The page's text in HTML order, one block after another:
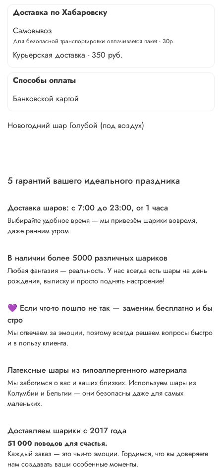
Доставка по Хабаровску
Самовывоз
Для безопасной транспортировки оплачивается пакет - 30р.
Курьерская доставка - 350 руб.
Способы оплаты
Банковской картой
Новогодний шар Голубой (под воздух)
5 гарантий вашего идеального праздника
Доставка шаров: с 7:00 до 23:00, от 1 часа
Выбирайте удобное время — мы привезём шарики вовремя,
даже ранним утром.
В наличии более 5000 различных шариков
Любая фантазия — реальность. У нас всегда есть шары на день
рождения, выписку и просто поднять настроение!
💜 Если что-то пошло не так — заменим бесплатно и бы
стро
Мы отвечаем за эмоции, поэтому всегда решаем вопросы быстро
и в пользу клиента.
Латексные шары из гипоаллергенного материала
Мы заботимся о вас и ваших близких. Используем шары из
Колумбии и Бельгии — они безопасны даже для самых
маленьких.
Доставляем шарики с 2017 года
51 000 поводов для счастья.
Каждый заказ — это чьи-то эмоции. Гордимся, что вы доверяете
нам создавать ваши особенные моменты.